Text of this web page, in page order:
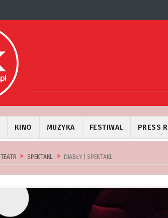
KINO MUZYKA FESTIWAL PRESS
TEATR SPEKTAKL DIABŁY | SPEKTAKL